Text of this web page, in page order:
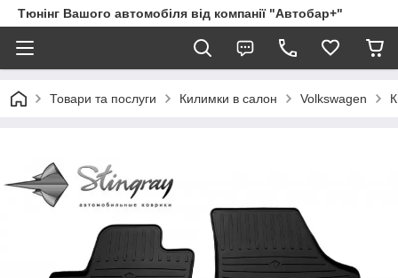
Тюнінг Вашого автомобіля від компанії "Автобар+"
Товари та послуги Килимки в салон Volkswagen